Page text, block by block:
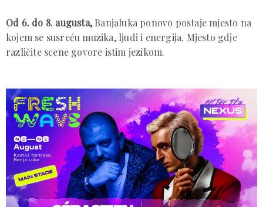
Od 6. do 8. augusta, Banjaluka ponovo postaje mjesto na
kojem se susreću muzika, ljudi i energija. Mjesto gdje
različite scene govore istim jezikom.